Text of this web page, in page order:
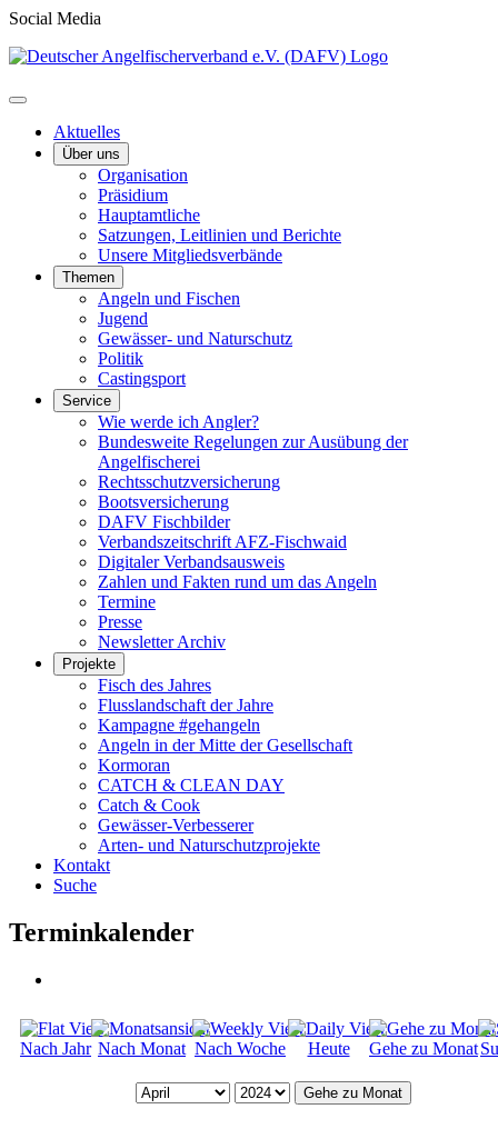
Social Media
Aktuelles
Über uns
Organisation
Präsidium
Hauptamtliche
Satzungen, Leitlinien und Berichte
Unsere Mitgliedsverbände
Themen
Angeln und Fischen
Jugend
Gewässer- und Naturschutz
Politik
Castingsport
Service
Wie werde ich Angler?
Bundesweite Regelungen zur Ausübung der
Angelfischerei
Rechtsschutzversicherung
Bootsversicherung
DAFV Fischbilder
Verbandszeitschrift AFZ-Fischwaid
Digitaler Verbandsausweis
Zahlen und Fakten rund um das Angeln
Termine
Presse
Newsletter Archiv
Projekte
Fisch des Jahres
Flusslandschaft der Jahre
Kampagne #gehangeln
Angeln in der Mitte der Gesellschaft
Kormoran
CATCH & CLEAN DAY
Catch & Cook
Gewässer-Verbesserer
Arten- und Naturschutzprojekte
Kontakt
Suche
Terminkalender
Nach Jahr Nach Monat Nach Woche Heute Gehe zu Monat
Gehe zu Monat